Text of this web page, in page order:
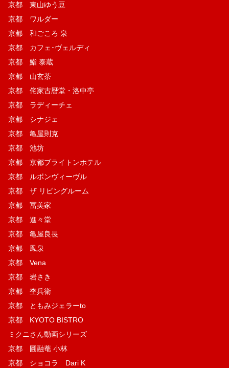
京都 東山ゆう豆
京都 ワルダー
京都 和ごころ 泉
京都 カフェ･ヴェルディ
京都 鮨 泰蔵
京都 山玄茶
京都 侘家古暦堂・洛中亭
京都 ラディーチェ
京都 シナジェ
京都 亀屋則克
京都 池坊
京都 京都ブライトンホテル
京都 ルボンヴィーヴル
京都 ザ リビングルーム
京都 冨美家
京都 進々堂
京都 亀屋良長
京都 鳳泉
京都 Vena
京都 岩さき
京都 杢兵衛
京都 ともみジェラーto
京都 KYOTO BISTRO
ミクニさん動画シリーズ
京都 圓融菴 小林
京都 ショコラ Dari K